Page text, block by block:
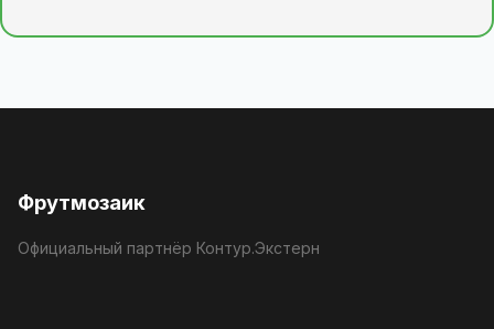
Фрутмозаик
Официальный партнёр Контур.Экстерн